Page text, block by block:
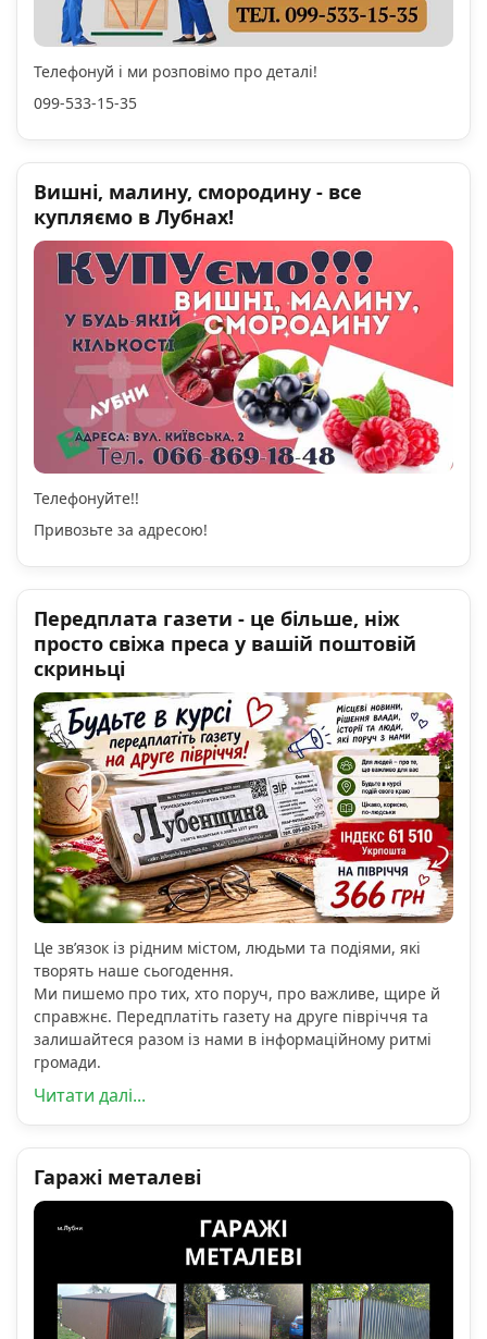
Телефонуй і ми розповімо про деталі!
099-533-15-35
Вишні, малину, смородину - все
купляємо в Лубнах!
Телефонуйте!!
Привозьте за адресою!
Передплата газети - це більше, ніж
просто свіжа преса у вашій поштовій
скриньці
Це зв’язок із рідним містом, людьми та подіями, які
творять наше сьогодення.
Ми пишемо про тих, хто поруч, про важливе, щире й
справжнє. Передплатіть газету на друге півріччя та
залишайтеся разом із нами в інформаційному ритмі
громади.
Читати далі...
Гаражі металеві